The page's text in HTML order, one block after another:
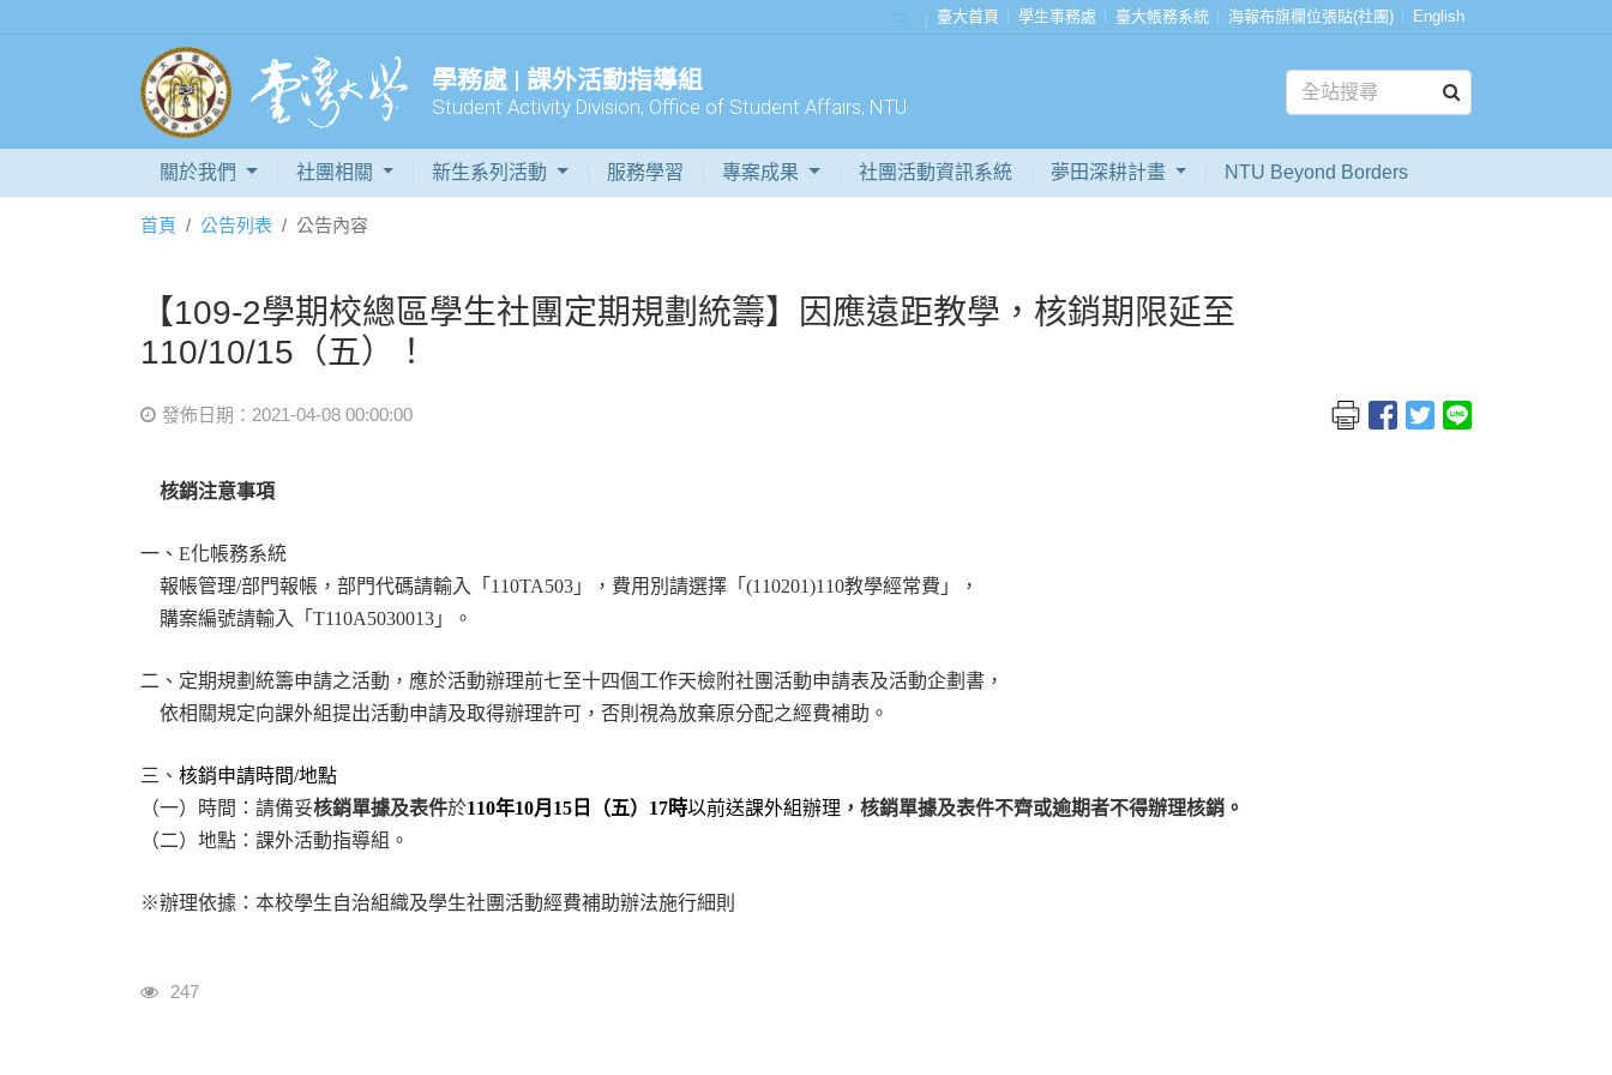
::: 臺大首頁 學生事務處 臺大帳務系統 海報布旗欄位張貼(社團) English
學務處 | 課外活動指導組
Student Activity Division, Office of Student Affairs, NTU
關於我們 社團相關 新生系列活動 服務學習 專案成果 社團活動資訊系統 夢田深耕計畫 NTU Beyond Borders
首頁 公告列表 公告內容
【109-2學期校總區學生社團定期規劃統籌】因應遠距教學，核銷期限延至
110/10/15（五）！
發佈日期：2021-04-08 00:00:00
核銷注意事項
一、 E化帳務系統
報帳管理/部門報帳，部門代碼請輸入「 110TA503 」，費用別請選擇「 (110201)110教學經常費」，
購案編號請輸入「 T110A5030013 」 。
二、定期規劃統籌申請之活動，應於活動辦理前七至十四個工作天檢附社團活動申請表及活動企劃書，
依相關規定向課外組提出活動申請及取得辦理許可， 否則視為放棄原分配之經費補助。
三、 核銷申請時間/地點
（一）時間：請備妥核銷單據及表件於110年10月15 日（五） 17時以前送課外組辦理 ，核銷單據及表件不齊或逾期者不得辦理核銷。
（二）地點：課外活動指導組。
※辦理依據：本校學生自治組織及學生社團活動經費補助辦法施行細則
瀏覽人次
247